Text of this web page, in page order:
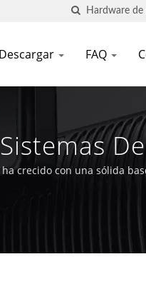
Descargar FAQ
ha crecido con una sólida